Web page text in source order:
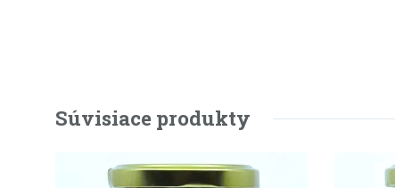
Súvisiace produkty